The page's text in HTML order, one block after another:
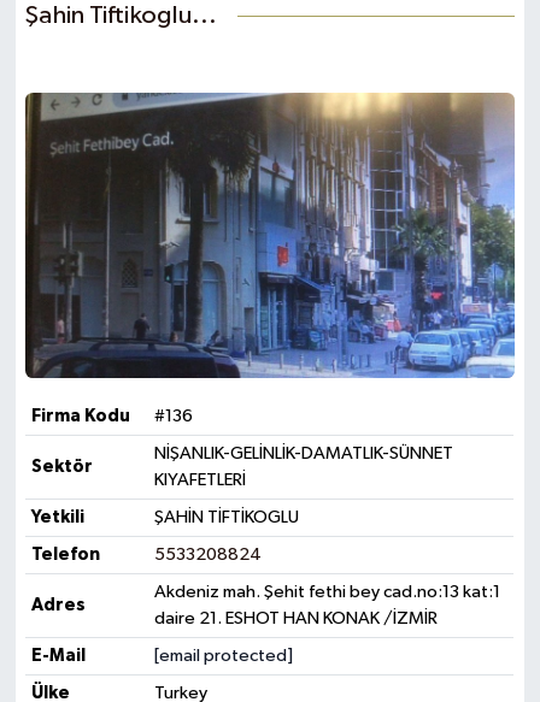
Şahin Tiftikoglu...
Firma Kodu #136
Sektör
NİŞANLIK-GELİNLİK-DAMATLIK-SÜNNET
KIYAFETLERİ
Yetkili ŞAHİN TİFTİKOGLU
Telefon 5533208824
Adres
Akdeniz mah. Şehit fethi bey cad.no:13 kat:1
daire 21. ESHOT HAN KONAK /İZMİR
E-Mail [email protected]
Ülke Turkey